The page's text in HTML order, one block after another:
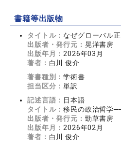
書籍等出版物
タイトル： なぜグローバル
出版者・発行元： 晃洋書房
出版年月： 2026年03月
著者： 白川 俊介
著書種別：学術書
担当区分：単訳
記述言語： 日本語
タイトル：移民の政治哲学
出版者・発行元： 勁草書房
出版年月： 2026年02月
著者： 白川 俊介